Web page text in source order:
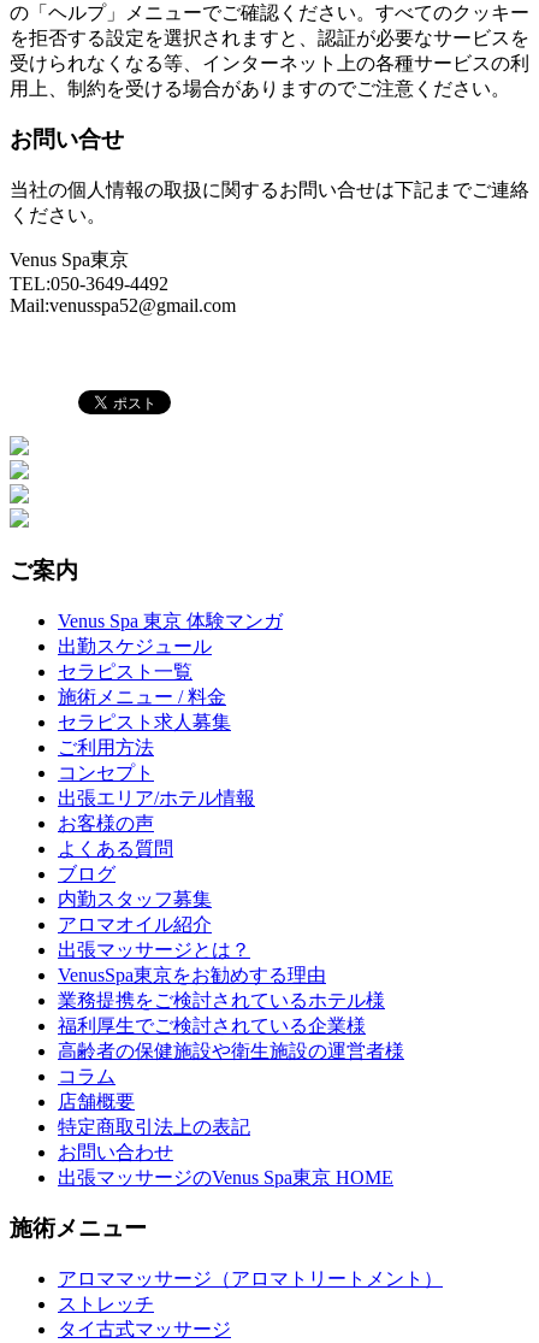
の「ヘルプ」メニューでご確認ください。すべてのクッキー
を拒否する設定を選択されますと、認証が必要なサービスを
受けられなくなる等、インターネット上の各種サービスの利
用上、制約を受ける場合がありますのでご注意ください。
お問い合せ
当社の個人情報の取扱に関するお問い合せは下記までご連絡
ください。
Venus Spa東京
TEL:050-3649-4492
Mail:venusspa52@gmail.com
ご案内
Venus Spa 東京 体験マンガ
出勤スケジュール
セラピスト一覧
施術メニュー / 料金
セラピスト求人募集
ご利用方法
コンセプト
出張エリア/ホテル情報
お客様の声
よくある質問
ブログ
内勤スタッフ募集
アロマオイル紹介
出張マッサージとは？
VenusSpa東京をお勧めする理由
業務提携をご検討されているホテル様
福利厚生でご検討されている企業様
高齢者の保健施設や衛生施設の運営者様
コラム
店舗概要
特定商取引法上の表記
お問い合わせ
出張マッサージのVenus Spa東京 HOME
施術メニュー
アロママッサージ（アロマトリートメント）
ストレッチ
タイ古式マッサージ